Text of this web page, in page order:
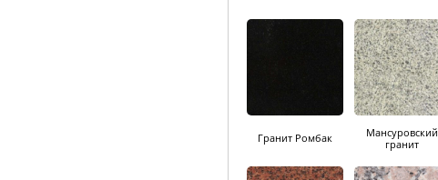
Гранит Ромбак
Мансуровский
гранит